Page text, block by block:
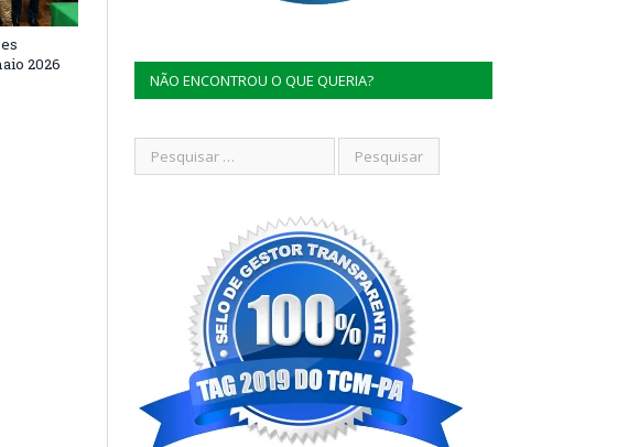
2026
NÃO ENCONTROU O QUE QUERIA?